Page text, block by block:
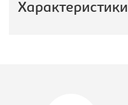
Характеристики